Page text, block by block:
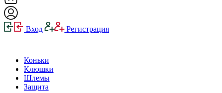
Вход Регистрация
Коньки
Клюшки
Шлемы
Защита